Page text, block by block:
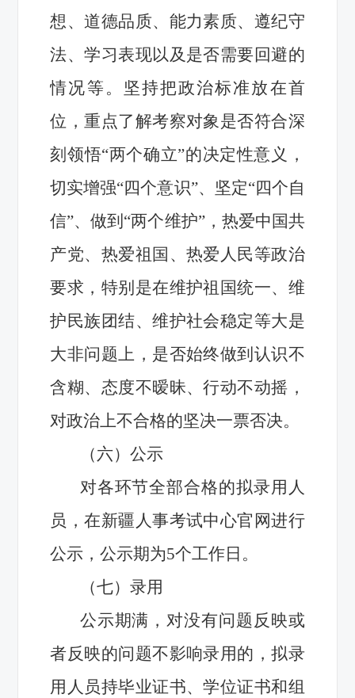
想、道德品质、能力素质、遵纪守
法、学习表现以及是否需要回避的
情况等。坚持把政治标准放在首
位，重点了解考察对象是否符合深
刻领悟“两个确立”的决定性意义，
切实增强“四个意识”、坚定“四个自
信”、做到“两个维护”，热爱中国共
产党、热爱祖国、热爱人民等政治
要求，特别是在维护祖国统一、维
护民族团结、维护社会稳定等大是
大非问题上，是否始终做到认识不
含糊、态度不暧昧、行动不动摇，
对政治上不合格的坚决一票否决。
（六）公示
对各环节全部合格的拟录用人
员，在新疆人事考试中心官网进行
公示，公示期为5个工作日。
（七）录用
公示期满，对没有问题反映或
者反映的问题不影响录用的，拟录
用人员持毕业证书、学位证书和组